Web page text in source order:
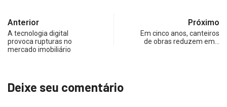
Anterior
A tecnologia digital
provoca rupturas no
mercado imobiliário
Próximo
Em cinco anos, canteiros
de obras reduzem em…
Deixe seu comentário